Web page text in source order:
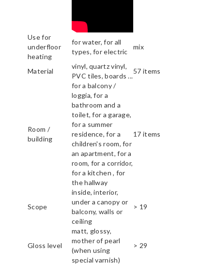
Use for
underfloor
heating
for water, for all
types, for electric
mix
Material
vinyl, quartz vinyl,
PVC tiles, boards ...
57 items
Room /
building
for a balcony /
loggia, for a
bathroom and a
toilet, for a garage,
for a summer
residence, for a
children's room, for
an apartment, for a
room, for a corridor,
for a kitchen , for
the hallway
17 items
Scope
inside, interior,
under a canopy or
balcony, walls or
ceiling
> 19
Gloss level
matt, glossy,
mother of pearl
(when using
special varnish)
> 29